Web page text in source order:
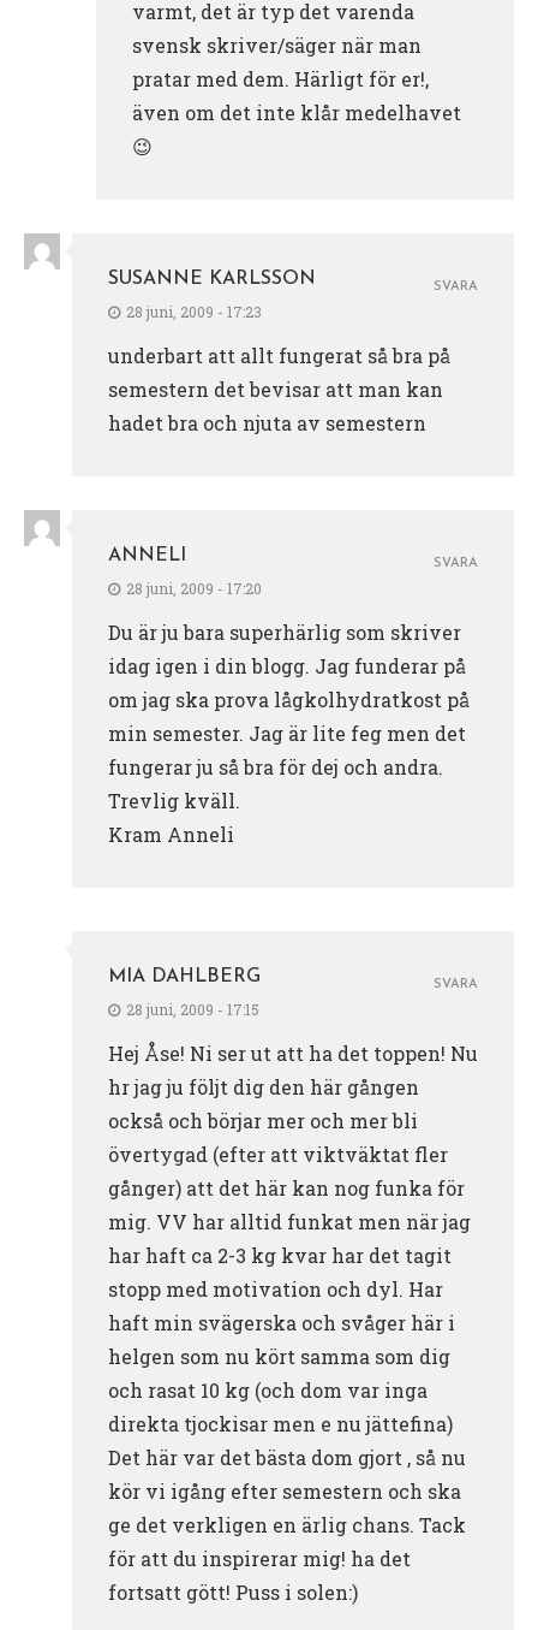
varmt, det är typ det varenda
svensk skriver/säger när man
pratar med dem. Härligt för er!,
även om det inte klår medelhavet
😉
SUSANNE KARLSSON
28 juni, 2009 - 17:23
underbart att allt fungerat så bra på
semestern det bevisar att man kan
hadet bra och njuta av semestern
SVARA
ANNELI
28 juni, 2009 - 17:20
Du är ju bara superhärlig som skriver
idag igen i din blogg. Jag funderar på
om jag ska prova lågkolhydratkost på
min semester. Jag är lite feg men det
fungerar ju så bra för dej och andra.
Trevlig kväll.
Kram Anneli
SVARA
MIA DAHLBERG
28 juni, 2009 - 17:15
Hej Åse! Ni ser ut att ha det toppen! Nu
hr jag ju följt dig den här gången
också och börjar mer och mer bli
övertygad (efter att viktväktat fler
gånger) att det här kan nog funka för
mig. VV har alltid funkat men när jag
har haft ca 2-3 kg kvar har det tagit
stopp med motivation och dyl. Har
haft min svägerska och svåger här i
helgen som nu kört samma som dig
och rasat 10 kg (och dom var inga
direkta tjockisar men e nu jättefina)
Det här var det bästa dom gjort , så nu
kör vi igång efter semestern och ska
ge det verkligen en ärlig chans. Tack
för att du inspirerar mig! ha det
fortsatt gött! Puss i solen:)
SVARA